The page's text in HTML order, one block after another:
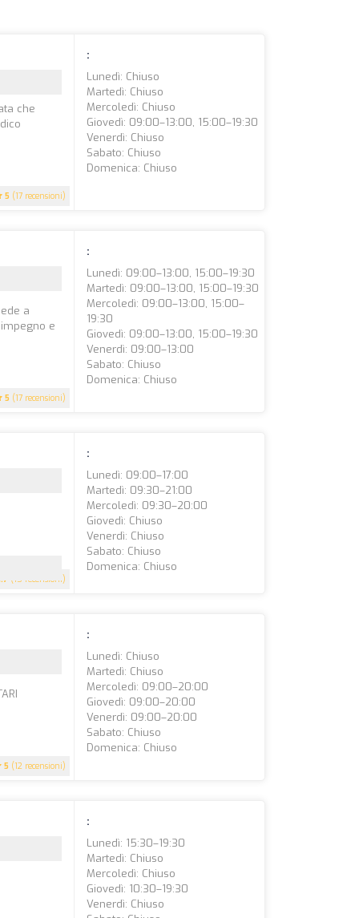
5 (17 recensioni)
che
:
Lunedì: Chiuso
Martedì: Chiuso
Mercoledì: Chiuso
Giovedì: 09:00–13:00, 15:00–19:30
Venerdì: Chiuso
Sabato: Chiuso
Domenica: Chiuso
5 (17 recensioni)
a
e
:
Lunedì: 09:00–13:00, 15:00–19:30
Martedì: 09:00–13:00, 15:00–19:30
Mercoledì: 09:00–13:00, 15:00–
19:30
Giovedì: 09:00–13:00, 15:00–19:30
Venerdì: 09:00–13:00
Sabato: Chiuso
Domenica: Chiuso
(15 recensioni)
:
Lunedì: 09:00–17:00
Martedì: 09:30–21:00
Mercoledì: 09:30–20:00
Giovedì: Chiuso
Venerdì: Chiuso
Sabato: Chiuso
Domenica: Chiuso
5 (12 recensioni)
:
Lunedì: Chiuso
Martedì: Chiuso
Mercoledì: 09:00–20:00
Giovedì: 09:00–20:00
Venerdì: 09:00–20:00
Sabato: Chiuso
Domenica: Chiuso
:
Lunedì: 15:30–19:30
Martedì: Chiuso
Mercoledì: Chiuso
Giovedì: 10:30–19:30
Venerdì: Chiuso